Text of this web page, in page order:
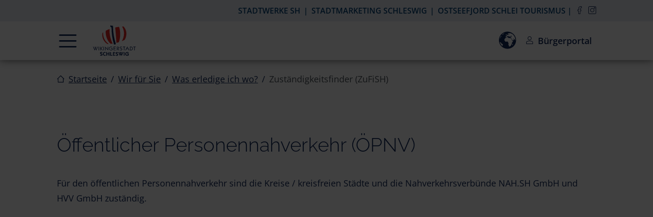
STADTWERKE SH STADTMARKETING SCHLESWIG OSTSEEFJORD SCHLEI TOURISMUS
Navigation Einwilligung zur Aktivierung des
Bürgerportal
Startseite Wir für Sie Was erledige ich wo? Zuständigkeitsfinder (ZuFiSH)
Öffentlicher Personennahverkehr (ÖPNV)
Für den öffentlichen Personennahverkehr sind die Kreise / kreisfreien Städte und die Nahverkehrsverbünde NAH.SH GmbH und
HVV GmbH zuständig.